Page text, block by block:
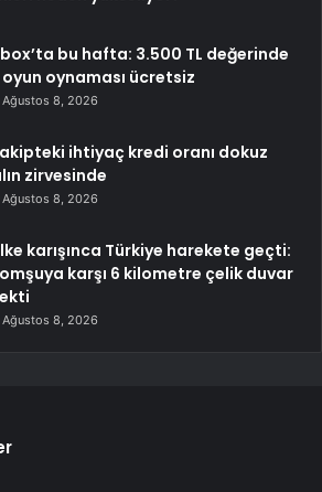
bu hafta: 3.500 TL değerinde
oyun oynaması ücretsiz
Ağustos 8, 2026
ihtiyaç kredi oranı dokuz
zirvesinde
Ağustos 8, 2026
karışınca Türkiye harekete geçti:
karşı 6 kilometre çelik duvar
Ağustos 8, 2026